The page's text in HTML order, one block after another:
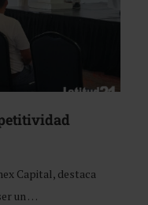
Capital, destaca
un …